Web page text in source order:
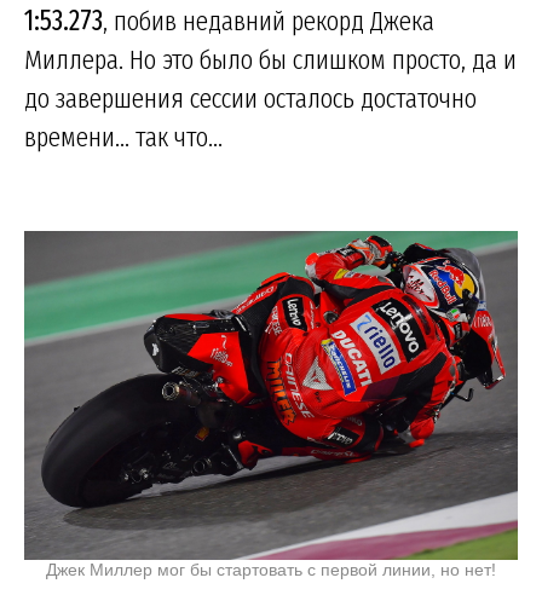
1:53.273, побив недавний рекорд Джека
Миллера. Но это было бы слишком просто, да и
до завершения сессии осталось достаточно
времени... так что...
Джек Миллер мог бы стартовать с первой линии, но нет!